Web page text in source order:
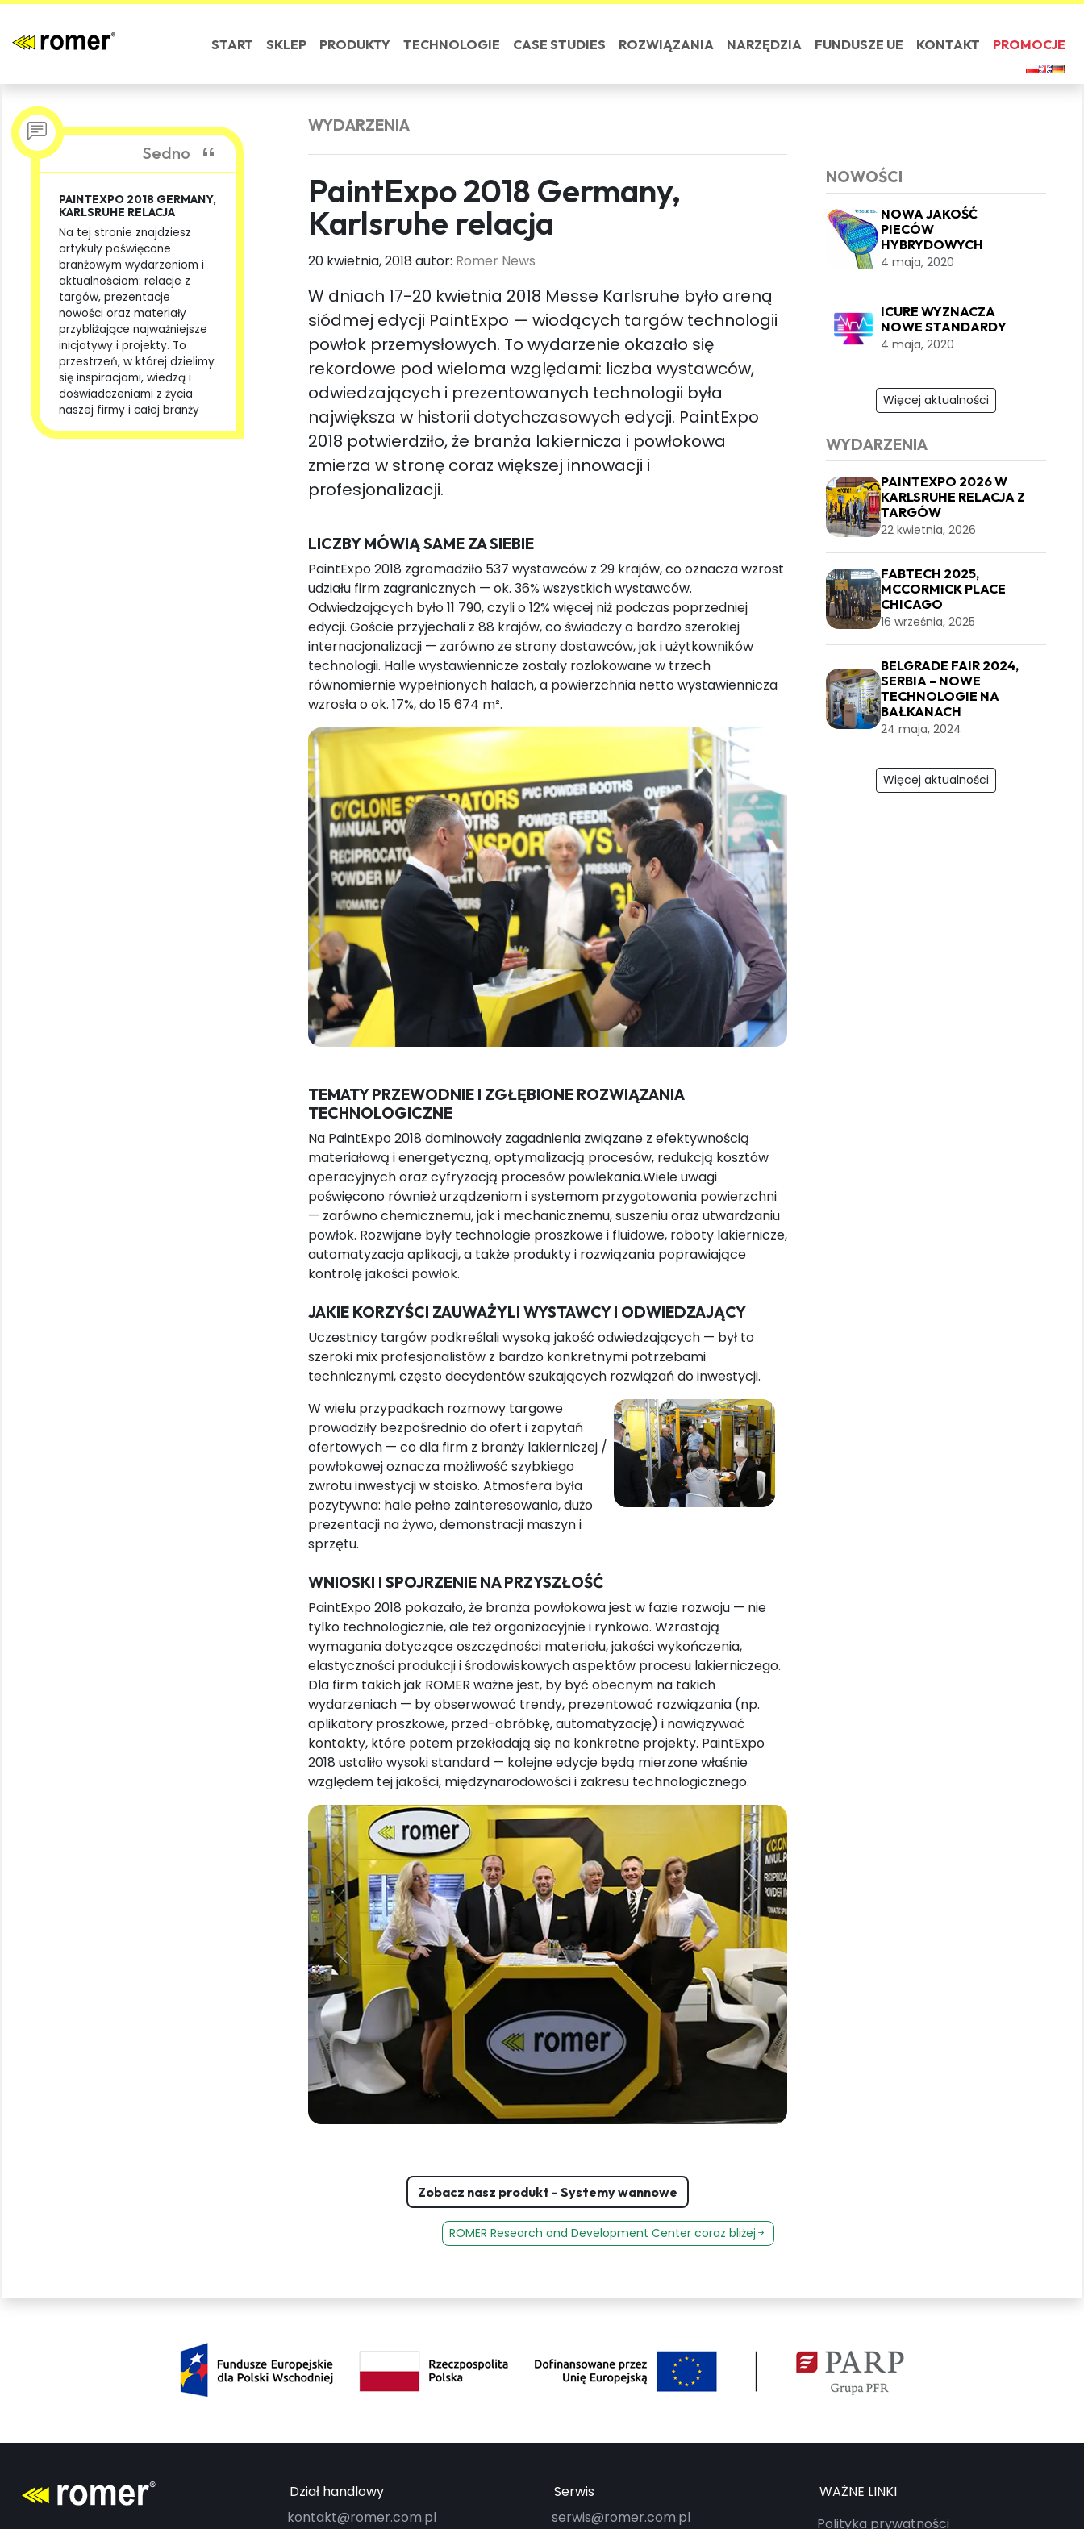
START SKLEP PRODUKTY TECHNOLOGIE CASE STUDIES ROZWIĄZANIA NARZĘDZIA FUNDUSZE UE KONTAKT PROMOCJE
Sedno
PAINTEXPO 2018 GERMANY,
KARLSRUHE RELACJA
Na tej stronie znajdziesz
artykuły poświęcone
branżowym wydarzeniom i
aktualnościom: relacje z
targów, prezentacje
nowości oraz materiały
przybliżające najważniejsze
inicjatywy i projekty. To
przestrzeń, w której dzielimy
się inspiracjami, wiedzą i
doświadczeniami z życia
naszej firmy i całej branży
WYDARZENIA
PaintExpo 2018 Germany,
Karlsruhe relacja
20 kwietnia, 2018 autor: Romer News
W dniach 17-20 kwietnia 2018 Messe Karlsruhe było areną
siódmej edycji PaintExpo — wiodących targów technologii
powłok przemysłowych. To wydarzenie okazało się
rekordowe pod wieloma względami: liczba wystawców,
odwiedzających i prezentowanych technologii była
największa w historii dotychczasowych edycji. PaintExpo
2018 potwierdziło, że branża lakiernicza i powłokowa
zmierza w stronę coraz większej innowacji i
profesjonalizacji.
LICZBY MÓWIĄ SAME ZA SIEBIE
PaintExpo 2018 zgromadziło 537 wystawców z 29 krajów, co oznacza wzrost
udziału firm zagranicznych — ok. 36% wszystkich wystawców.
Odwiedzających było 11 790, czyli o 12% więcej niż podczas poprzedniej
edycji. Goście przyjechali z 88 krajów, co świadczy o bardzo szerokiej
internacjonalizacji — zarówno ze strony dostawców, jak i użytkowników
technologii. Halle wystawiennicze zostały rozlokowane w trzech
równomiernie wypełnionych halach, a powierzchnia netto wystawiennicza
wzrosła o ok. 17%, do 15 674 m².
TEMATY PRZEWODNIE I ZGŁĘBIONE ROZWIĄZANIA
TECHNOLOGICZNE
Na PaintExpo 2018 dominowały zagadnienia związane z efektywnością
materiałową i energetyczną, optymalizacją procesów, redukcją kosztów
operacyjnych oraz cyfryzacją procesów powlekania.Wiele uwagi
poświęcono również urządzeniom i systemom przygotowania powierzchni
— zarówno chemicznemu, jak i mechanicznemu, suszeniu oraz utwardzaniu
powłok. Rozwijane były technologie proszkowe i fluidowe, roboty lakiernicze,
automatyzacja aplikacji, a także produkty i rozwiązania poprawiające
kontrolę jakości powłok.
JAKIE KORZYŚCI ZAUWAŻYLI WYSTAWCY I ODWIEDZAJĄCY
Uczestnicy targów podkreślali wysoką jakość odwiedzających — był to
szeroki mix profesjonalistów z bardzo konkretnymi potrzebami
technicznymi, często decydentów szukających rozwiązań do inwestycji.
W wielu przypadkach rozmowy targowe
prowadziły bezpośrednio do ofert i zapytań
ofertowych — co dla firm z branży lakierniczej /
powłokowej oznacza możliwość szybkiego
zwrotu inwestycji w stoisko. Atmosfera była
pozytywna: hale pełne zainteresowania, dużo
prezentacji na żywo, demonstracji maszyn i
sprzętu.
WNIOSKI I SPOJRZENIE NA PRZYSZŁOŚĆ
PaintExpo 2018 pokazało, że branża powłokowa jest w fazie rozwoju — nie
tylko technologicznie, ale też organizacyjnie i rynkowo. Wzrastają
wymagania dotyczące oszczędności materiału, jakości wykończenia,
elastyczności produkcji i środowiskowych aspektów procesu lakierniczego.
Dla firm takich jak ROMER ważne jest, by być obecnym na takich
wydarzeniach — by obserwować trendy, prezentować rozwiązania (np.
aplikatory proszkowe, przed-obróbkę, automatyzację) i nawiązywać
kontakty, które potem przekładają się na konkretne projekty. PaintExpo
2018 ustaliło wysoki standard — kolejne edycje będą mierzone właśnie
względem tej jakości, międzynarodowości i zakresu technologicznego.
Zobacz nasz produkt - Systemy wannowe
ROMER Research and Development Center coraz bliżej
NOWOŚCI
NOWA JAKOŚĆ
PIECÓW
HYBRYDOWYCH
4 maja, 2020
ICURE WYZNACZA
NOWE STANDARDY
4 maja, 2020
Więcej aktualności
WYDARZENIA
PAINTEXPO 2026 W
KARLSRUHE RELACJA Z
TARGÓW
22 kwietnia, 2026
FABTECH 2025,
MCCORMICK PLACE
CHICAGO
16 września, 2025
BELGRADE FAIR 2024,
SERBIA – NOWE
TECHNOLOGIE NA
BAŁKANACH
24 maja, 2024
Więcej aktualności
Dział handlowy
kontakt@romer.com.pl
Serwis
serwis@romer.com.pl
WAŻNE LINKI
Polityka prywatności